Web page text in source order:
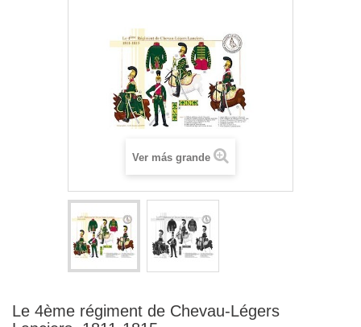
Ver más grande
Le 4ème régiment de Chevau-Légers